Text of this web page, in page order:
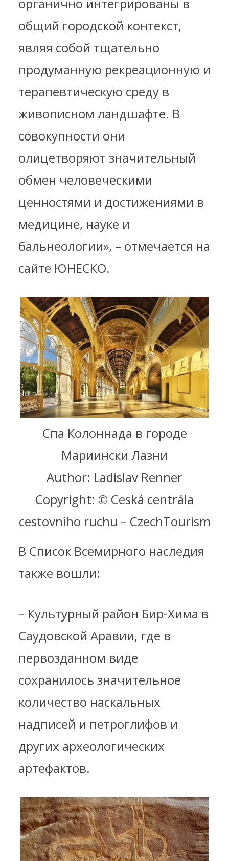
общий городской контекст,
являя собой тщательно
продуманную рекреационную и
терапевтическую среду в
живописном ландшафте. В
совокупности они
олицетворяют значительный
обмен человеческими
ценностями и достижениями в
медицине, науке и
бальнеологии», – отмечается на
сайте ЮНЕСКО.
Спа Колоннада в городе
Мариински Лазни
Author: Ladislav Renner
Copyright: © Ceská centrála
cestovního ruchu – CzechTourism
В Список Всемирного наследия
также вошли:
– Культурный район Бир-Хима в
Саудовской Аравии, где в
первозданном виде
сохранилось значительное
количество наскальных
надписей и петроглифов и
других археологических
артефактов.